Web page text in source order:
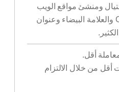
ومنشئ مواقع الويب
ونظام إدارة المحتوى CMS والعلامة البيضاء وعنوان
أقل.
من خلال الالتزام